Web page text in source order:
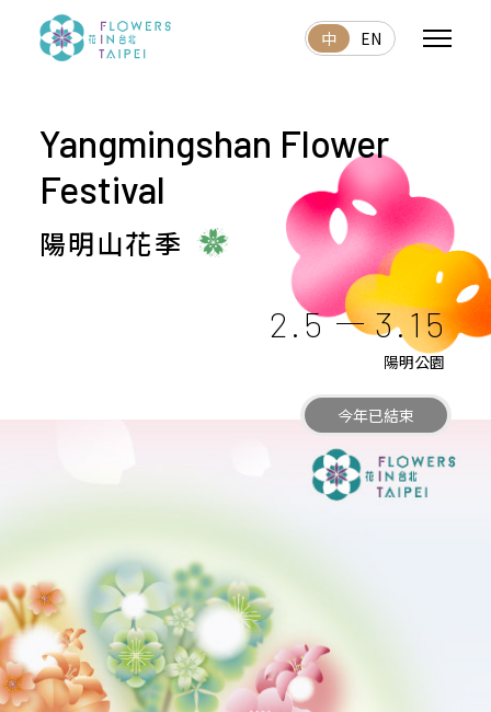
中 EN
Yangmingshan Flower
Festival
陽明山花季
2.5 3.15
陽明公園